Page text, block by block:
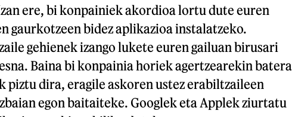
ere, bi konpainiek akordioa lortu dute euren
gaurkotzeen bidez aplikazioa instalatzeko.
gehienek izango lukete euren gailuan birusari
Baina bi konpainia horiek agertzearekin
piztu dira, eragile askoren ustez erabiltzaileen
egon baitaiteke. Googlek eta Applek ziurtatu